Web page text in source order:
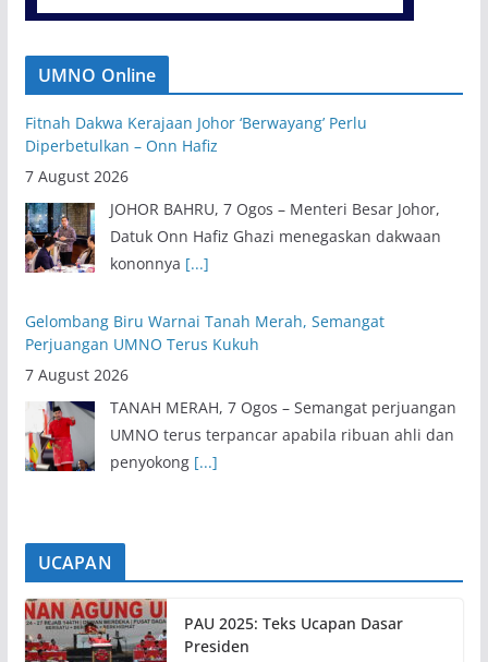
UMNO Online
Fitnah Dakwa Kerajaan Johor ‘Berwayang’ Perlu
Diperbetulkan – Onn Hafiz
7 August 2026
JOHOR BAHRU, 7 Ogos – Menteri Besar Johor,
Datuk Onn Hafiz Ghazi menegaskan dakwaan
kononnya [...]
Gelombang Biru Warnai Tanah Merah, Semangat
Perjuangan UMNO Terus Kukuh
7 August 2026
TANAH MERAH, 7 Ogos – Semangat perjuangan
UMNO terus terpancar apabila ribuan ahli dan
penyokong [...]
UCAPAN
PAU 2025: Teks Ucapan Dasar
Presiden